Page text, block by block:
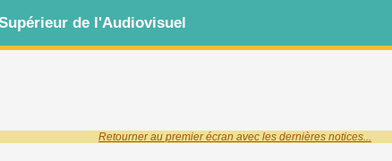
Retourner au premier écran avec les dernières notices...
de l'Audiovisuel